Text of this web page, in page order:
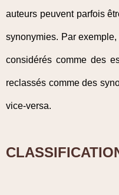
auteurs peuvent parfois
synonymies. Par
considérés comme des
reclassés comme des
vice-versa.